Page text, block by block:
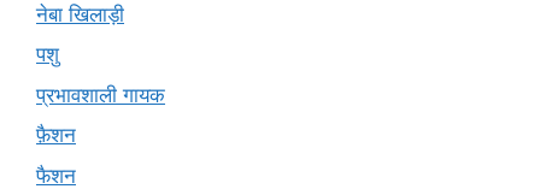
नेबा खिलाड़ी
पशु
प्रभावशाली गायक
फ़ैशन
फैशन